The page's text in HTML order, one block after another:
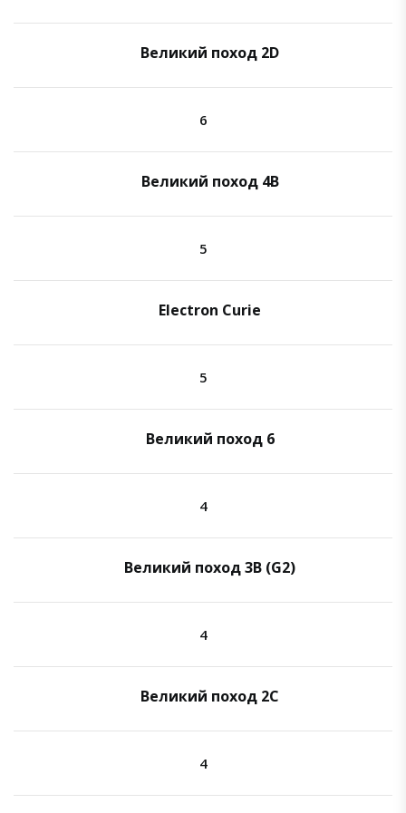
Великий поход 2D
6
Великий поход 4B
5
Electron Curie
5
Великий поход 6
4
Великий поход 3B (G2)
4
Великий поход 2C
4